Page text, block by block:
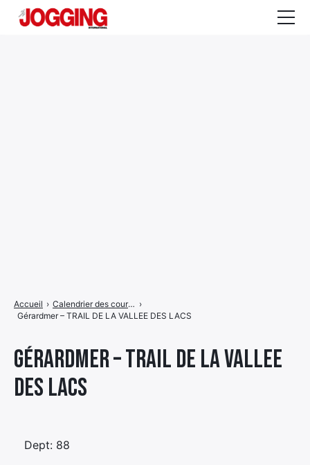
Gérardmer – TRAIL DE LA VALLEE
DES LACS
Accueil › Calendrier des courses ›
Gérardmer – TRAIL DE LA VALLEE DES LACS
Dept: 88
de
menu
Élément
de
Élément
de